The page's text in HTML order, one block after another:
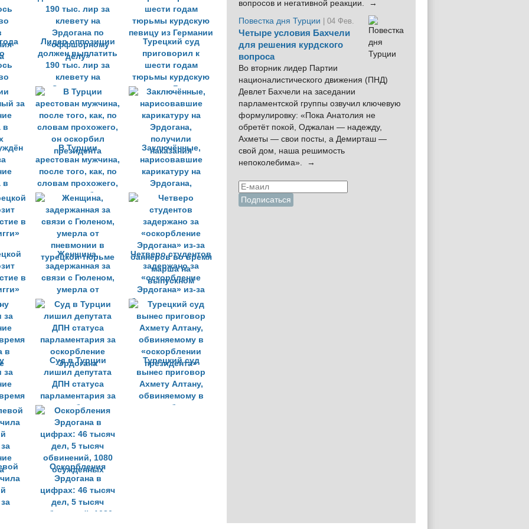
Лидер оппозиции
должен выплатить
190 тыс. лир за
клевету на
Эрдогана по
«оффшорному
делу»
Турецкий суд
приговорил к
шести годам
тюрьмы курдскую
певицу из Германии
в
В Турции
арестован мужчина,
после того, как, по
словам прохожего,
он оскорбил
президента
Заключённые,
нарисовавшие
карикатуру на
Эрдогана,
получили
наказания
в
Женщина,
задержанная за
связи с Гюленом,
умерла от
пневмонии в
турецкой тюрьме
Четверо студентов
задержано за
«оскорбление
Эрдогана» из-за
баннеров во время
марша на
выпускном
за
в
Суд в Турции
лишил депутата
ДПН статуса
парламентария за
оскорбление
Эрдогана
Турецкий суд
вынес приговор
Ахмету Алтану,
обвиняемому в
«оскорблении
Оскорбления
Эрдогана в
цифрах: 46 тысяч
дел, 5 тысяч
обвинений, 1080
вопросов и негативной реакции. →
Повестка дня Турции
| 04 Фев.
Четыре условия Бахчели
для решения курдского
вопроса
Во вторник лидер Партии
националистического движения (ПНД)
Девлет Бахчели на заседании
парламентской группы озвучил ключевую
формулировку: «Пока Анатолия не
обретёт покой, Оджалан — надежду,
Ахметы — свои посты, а Демирташ —
свой дом, наша решимость
непоколебима». →